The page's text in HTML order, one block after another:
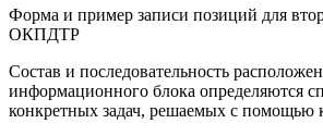
Форма и пример записи позиций для
ОКПДТР
Состав и последовательность
информационного блока определяются
конкретных задач, решаемых с помощью